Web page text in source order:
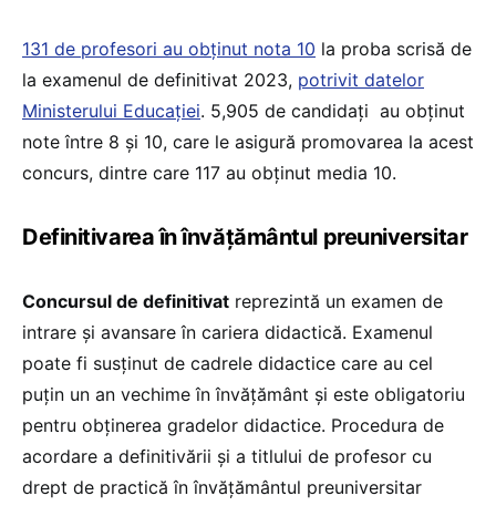
131 de profesori au obținut nota 10 la proba scrisă de
la examenul de definitivat 2023, potrivit datelor
Ministerului Educației. 5,905 de candidați au obținut
note între 8 și 10, care le asigură promovarea la acest
concurs, dintre care 117 au obținut media 10.
Definitivarea în învățământul preuniversitar
Concursul de definitivat reprezintă un examen de
intrare și avansare în cariera didactică. Examenul
poate fi susținut de cadrele didactice care au cel
puțin un an vechime în învățământ și este obligatoriu
pentru obținerea gradelor didactice. Procedura de
acordare a definitivării și a titlului de profesor cu
drept de practică în învățământul preuniversitar